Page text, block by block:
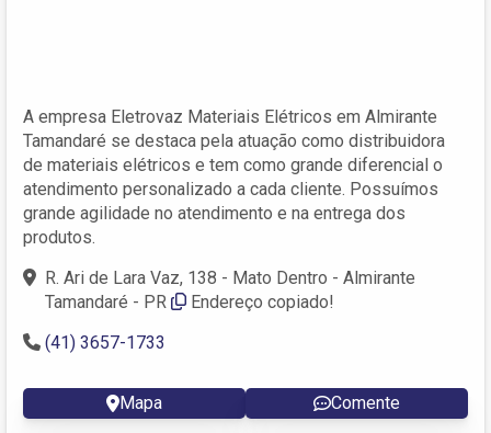
A empresa Eletrovaz Materiais Elétricos em Almirante
Tamandaré se destaca pela atuação como distribuidora
de materiais elétricos e tem como grande diferencial o
atendimento personalizado a cada cliente. Possuímos
grande agilidade no atendimento e na entrega dos
produtos.
R. Ari de Lara Vaz, 138 - Mato Dentro - Almirante
Tamandaré - PR
Endereço copiado!
(41) 3657-1733
Mapa Comente